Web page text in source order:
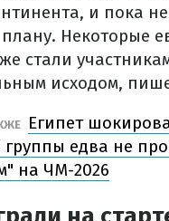
и пока не
Некоторые
стали
исходом,
Египет
едва не
на ЧМ-2026